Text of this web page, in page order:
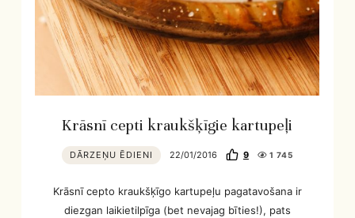
Krāsnī cepti kraukšķīgie kartupeļi
DĀRZEŅU ĒDIENI 22/01/2016 9 1 745
Krāsnī cepto kraukšķīgo kartupeļu pagatavošana ir
diezgan laikietilpīga (bet nevajag bīties!), pats